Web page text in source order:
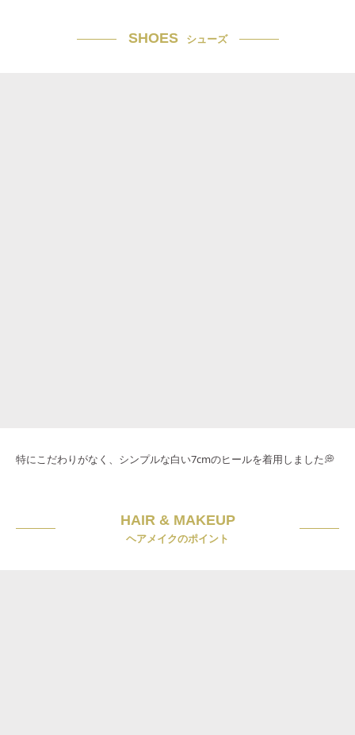
SHOES シューズ
特にこだわりがなく、シンプルな白い7cmのヒールを着用しました💭
HAIR & MAKEUP
ヘアメイクのポイント